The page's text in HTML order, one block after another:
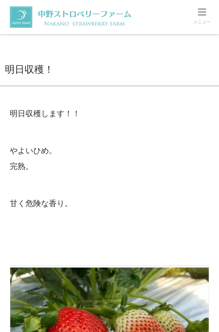
ホーム いちご 明日収穫！
明日収穫！
明日収穫します！！
やよいひめ。
完熟。
甘く危険な香り。
メニュー